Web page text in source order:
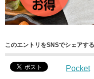
このエントリをSNSでシェアする
Pocket